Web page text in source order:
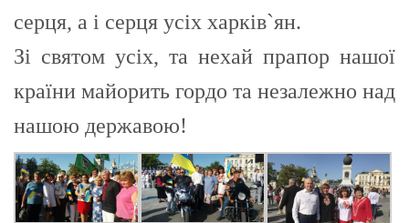
серця, а і серця усіх харків`ян.
Зі святом усіх, та нехай прапор нашої
країни майорить гордо та незалежно над
нашою державою!